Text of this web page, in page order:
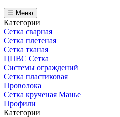
☰ Меню
Категории
Сетка сварная
Сетка плетеная
Сетка тканая
ЦПВС Сетка
Системы ограждений
Сетка пластиковая
Проволока
Сетка крученая Манье
Профили
Категории